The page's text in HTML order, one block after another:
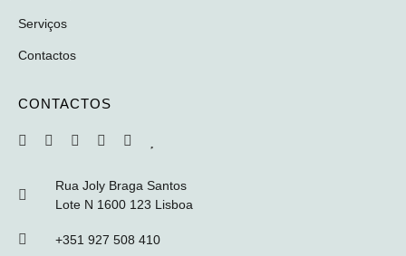
Serviços
Contactos
CONTACTOS
Rua Joly Braga Santos
Lote N 1600 123 Lisboa
+351 927 508 410